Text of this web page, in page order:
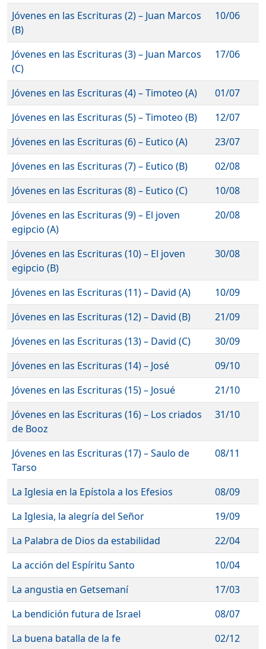
Jóvenes en las Escrituras (2) – Juan Marcos
(B)
10/06
Jóvenes en las Escrituras (3) – Juan Marcos
(C)
17/06
Jóvenes en las Escrituras (4) – Timoteo (A)
01/07
Jóvenes en las Escrituras (5) – Timoteo (B)
12/07
Jóvenes en las Escrituras (6) – Eutico (A)
23/07
Jóvenes en las Escrituras (7) – Eutico (B)
02/08
Jóvenes en las Escrituras (8) – Eutico (C)
10/08
Jóvenes en las Escrituras (9) – El joven
egipcio (A)
20/08
Jóvenes en las Escrituras (10) – El joven
egipcio (B)
30/08
Jóvenes en las Escrituras (11) – David (A)
10/09
Jóvenes en las Escrituras (12) – David (B)
21/09
Jóvenes en las Escrituras (13) – David (C)
30/09
Jóvenes en las Escrituras (14) – José
09/10
Jóvenes en las Escrituras (15) – Josué
21/10
Jóvenes en las Escrituras (16) – Los criados
de Booz
31/10
Jóvenes en las Escrituras (17) – Saulo de
Tarso
08/11
La Iglesia en la Epístola a los Efesios
08/09
La Iglesia, la alegría del Señor
19/09
La Palabra de Dios da estabilidad
22/04
La acción del Espíritu Santo
10/04
La angustia en Getsemaní
17/03
La bendición futura de Israel
08/07
La buena batalla de la fe
02/12